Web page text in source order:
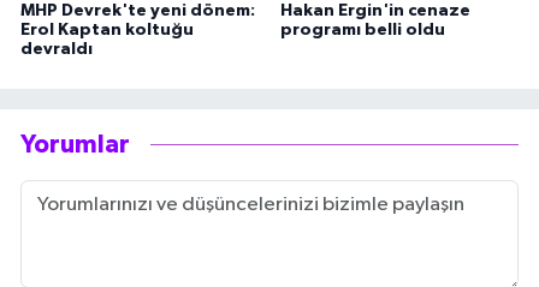
MHP Devrek'te yeni dönem:
Erol Kaptan koltuğu
devraldı
Hakan Ergin'in cenaze
programı belli oldu
Yorumlar